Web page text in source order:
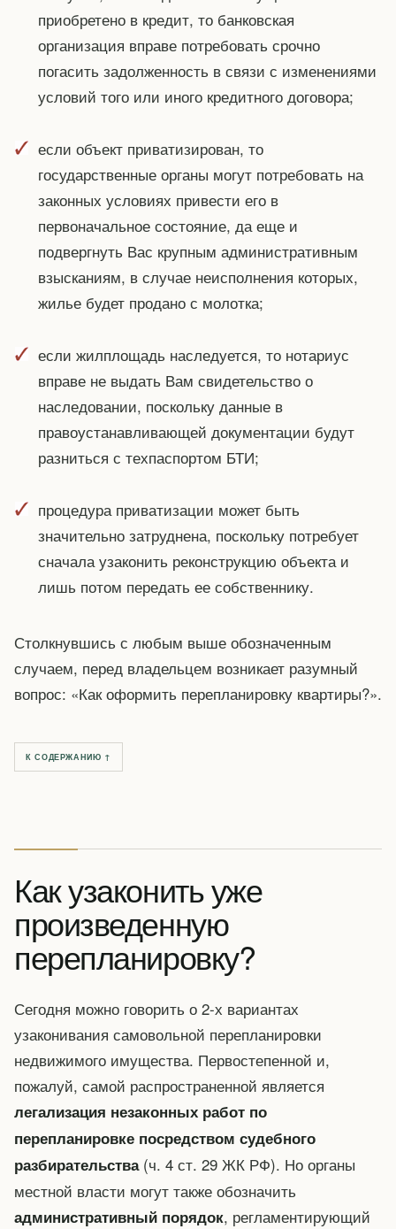
приобретено в кредит, то банковская
организация вправе потребовать срочно
погасить задолженность в связи с изменениями
условий того или иного кредитного договора;
если объект приватизирован, то
государственные органы могут потребовать на
законных условиях привести его в
первоначальное состояние, да еще и
подвергнуть Вас крупным административным
взысканиям, в случае неисполнения которых,
жилье будет продано с молотка;
если жилплощадь наследуется, то нотариус
вправе не выдать Вам свидетельство о
наследовании, поскольку данные в
правоустанавливающей документации будут
разниться с техпаспортом БТИ;
процедура приватизации может быть
значительно затруднена, поскольку потребует
сначала узаконить реконструкцию объекта и
лишь потом передать ее собственнику.
Столкнувшись с любым выше обозначенным
случаем, перед владельцем возникает разумный
вопрос: «Как оформить перепланировку квартиры?».
К СОДЕРЖАНИЮ ↑
Как узаконить уже
произведенную
перепланировку?
Сегодня можно говорить о 2-х вариантах
узаконивания самовольной перепланировки
недвижимого имущества. Первостепенной и,
пожалуй, самой распространенной является
легализация незаконных работ по
перепланировке посредством судебного
разбирательства(ч. 4 ст. 29 ЖК РФ). Но органы
местной власти могут также обозначить
административный порядок, регламентирующий